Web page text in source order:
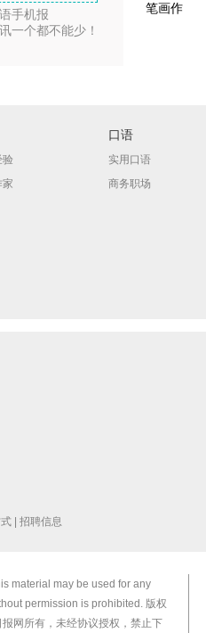
手机报
一个都不能少！
笔画作
验
家
口语
实用口语
商务职场
招聘信息
material may be used for any
permission is prohibited. 版权
网所有，未经协议授权，禁止下